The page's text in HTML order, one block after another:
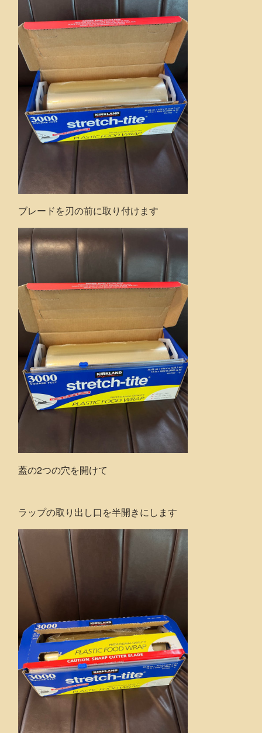
ブレードを刃の前に取り付けます
蓋の2つの穴を開けて
ラップの取り出し口を半開きにします